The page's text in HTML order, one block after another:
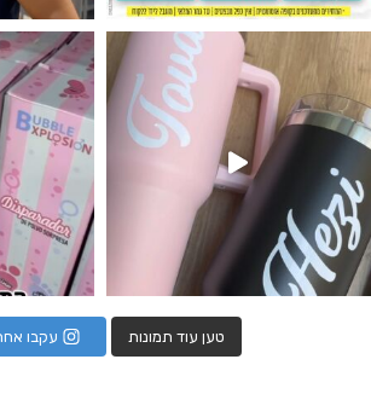
מטף לגילוי מין העובר חזר למלא
טען עוד תמונות עקבו